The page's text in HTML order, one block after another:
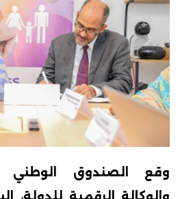
وقع الصندوق الوطني
والوكالة الرقمية للدولة،